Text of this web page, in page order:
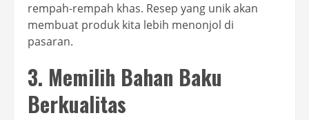
rempah-rempah khas. Resep yang unik akan
membuat produk kita lebih menonjol di
pasaran.
3. Memilih Bahan Baku
Berkualitas